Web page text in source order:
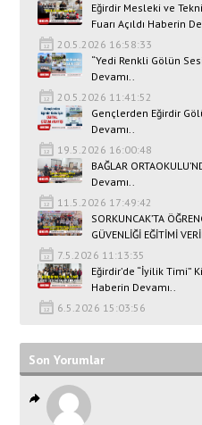
Eğirdir Mesleki ve
Fuarı Açıldı Haberin
20.5.2026 16:58:33
“Yedi Renkli Gölün
Devamı..
20.5.2026 11:41:52
Gençlerden Eğirdir
Devamı..
19.5.2026 16:00:48
BAĞLAR
Devamı..
11.5.2026 17:49:42
SORKUNCAK’TA
GÜVENLİĞİ EĞİTİMİ
7.5.2026 11:13:35
Eğirdir’de “İyilik Timi”
Haberin Devamı..
6.5.2026 15:03:56
Son Yorumlar